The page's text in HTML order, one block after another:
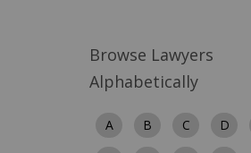
Browse Lawyers
Alphabetically
A B C D